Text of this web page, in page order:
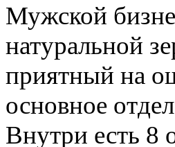
Мужской
натуральной
приятный на
основное
Внутри есть 8